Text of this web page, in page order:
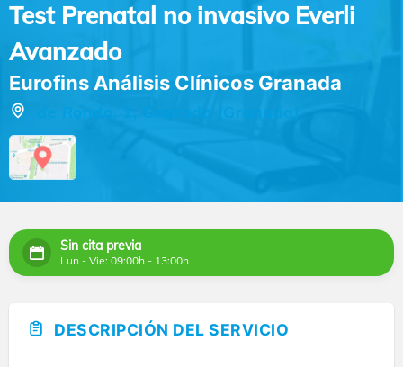
Test Prenatal no invasivo Everli
Avanzado
Eurofins Análisis Clínicos Granada
de Ronda, 1, Granada (Granada)
Sin cita previa
Lun - Vie: 09:00h - 13:00h
DESCRIPCIÓN DEL SERVICIO